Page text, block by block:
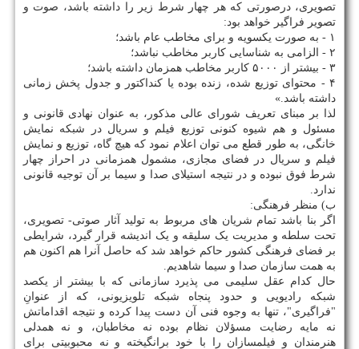
تصویری، درصورتی که هر چهار شرط زیر را داشته باشد، صوت و
تصویر فراگیر خواهد بود:
۱ - به صورت یکسویه و برای مخاطب عام باشد؛
۲ - الزامی به شناسایی کاربر مخاطب نباشد؛
۳ - بیشتر از ۵۰۰۰ کاربر مخاطب همزمان داشته باشد؛
۴ - محتوای توزیع شده، زنده بوده یا کنداکتور و جدول پخش زمانی
داشته باشد.»
لذا بر مبنای تعریف شورای عالی مذکور، به عنوان نهادی قانونی و
مسئول و هم شیوه کنونی توزیع فیلم و سریال در شبکه نمایش
خانگی، به طور قطع می‏ توان اعلام نمود که هیچ گاه، توزیع و نمایش
فیلم و سریال در فضای مجازی، مشمول همزمانی در احراز چهار
شرط فوق نبوده و در نتیجه استیلای صدا و سیما بر آن توجیه قانونی
ندارد.
ب) منظر فرهنگی:
اگر بنا باشد تمام شریان های مربوط به تولید آثار صوتی- تصویری،
تحت سلطه و مدیریت یک سلیقه و یک اندیشه قرار گیرد، شرایطی
بر فضای فرهنگی کشور حاکم خواهد شد که حاصل آنرا هم اکنون هم
به همت سازمان صدا و سیما شاهدیم.
حال کدام عقل سلیمی می پذیرد سازمانی که با بیشتر از یکصد
شبکه رادیویی و حدود پنجاه شبکه تلویزیونی، که از عنوانِ
"فراگیری"، تنها به وجوه فنی آن دست پیدا کرده و نتیجه اقداماتش
نه مایه رضایت مسؤلان نظام بوده نه مخاطبان، و نه همدلی
هنرمندان و فیلمسازان را با خود برانگیخته و نه محبوبیتی برای